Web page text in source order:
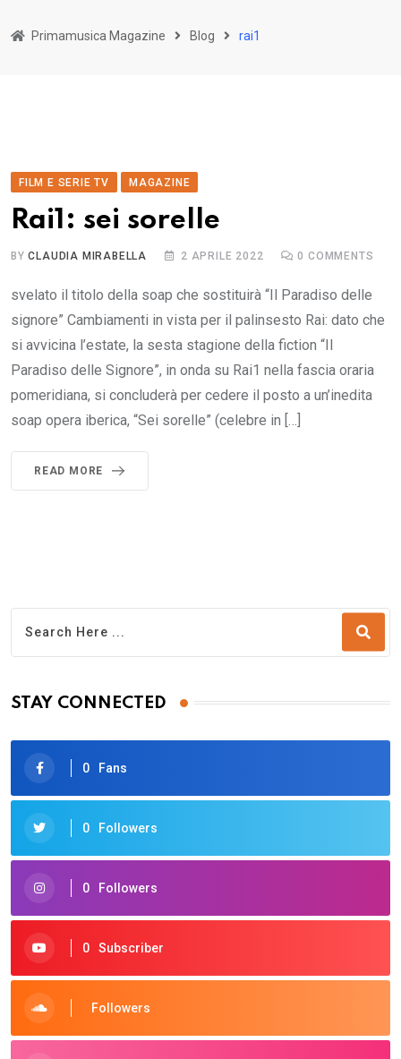
Primamusica Magazine Blog rai1
FILM E SERIE TV MAGAZINE
Rai1: sei sorelle
BYCLAUDIA MIRABELLA 2 APRILE 2022 0 COMMENTS
svelato il titolo della soap che sostituirà “Il Paradiso delle
signore” Cambiamenti in vista per il palinsesto Rai: dato che
si avvicina l’estate, la sesta stagione della fiction “Il
Paradiso delle Signore”, in onda su Rai1 nella fascia oraria
pomeridiana, si concluderà per cedere il posto a un’inedita
soap opera iberica, “Sei sorelle” (celebre in […]
READ MORE
STAY CONNECTED
0 Fans
0 Followers
0 Followers
0 Subscriber
Followers